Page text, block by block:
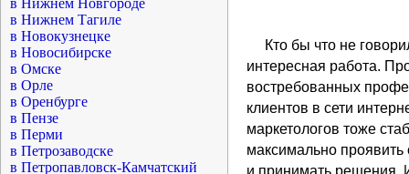
Кто бы что не
интересная работа.
востребованных
клиентов в сети
маркетологов тоже
максимально
и принимать решения.
в Нижнем Новгороде
в Нижнем Тагиле
в Новокузнецке
в Новосибирске
в Омске
в Орле
в Оренбурге
в Пензе
в Перми
в Петрозаводске
в Петропавловск-Камчатский